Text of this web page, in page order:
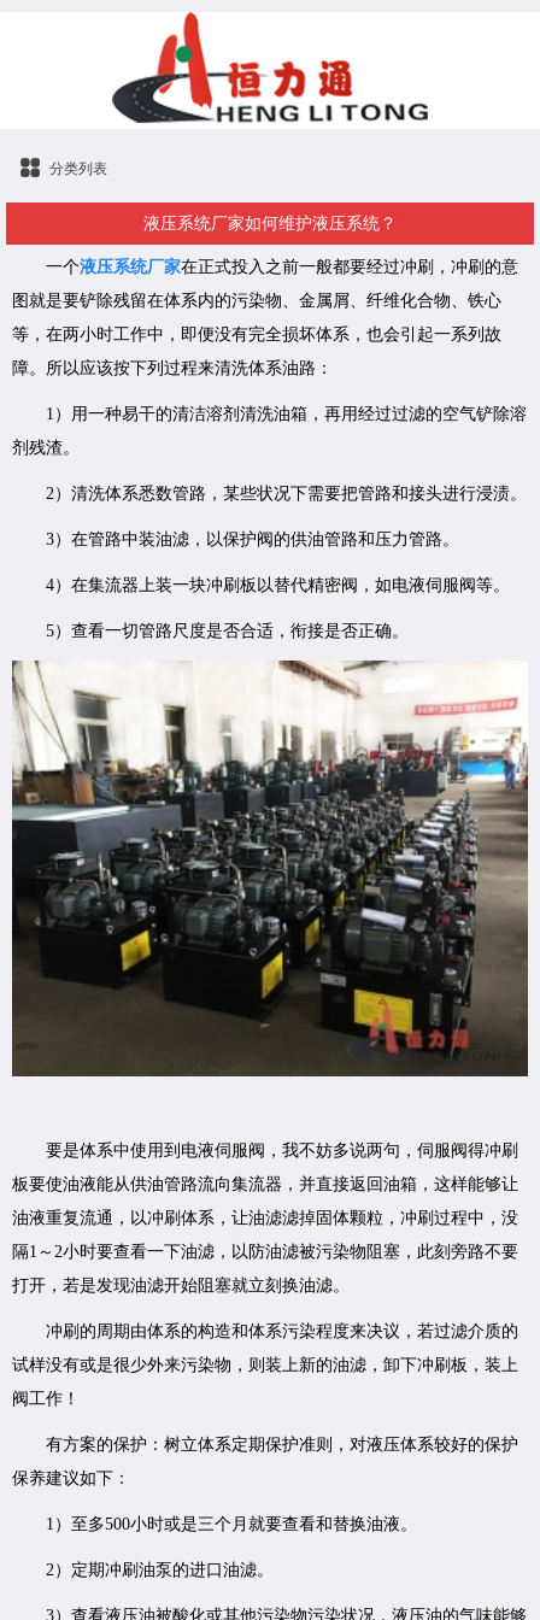
分类列表
液压系统厂家如何维护液压系统？
一个液压系统厂家在正式投入之前一般都要经过冲刷，冲刷的意
图就是要铲除残留在体系内的污染物、金属屑、纤维化合物、铁心
等，在两小时工作中，即便没有完全损坏体系，也会引起一系列故
障。所以应该按下列过程来清洗体系油路：
1）用一种易干的清洁溶剂清洗油箱，再用经过过滤的空气铲除溶
剂残渣。
2）清洗体系悉数管路，某些状况下需要把管路和接头进行浸渍。
3）在管路中装油滤，以保护阀的供油管路和压力管路。
4）在集流器上装一块冲刷板以替代精密阀，如电液伺服阀等。
5）查看一切管路尺度是否合适，衔接是否正确。
要是体系中使用到电液伺服阀，我不妨多说两句，伺服阀得冲刷
板要使油液能从供油管路流向集流器，并直接返回油箱，这样能够让
油液重复流通，以冲刷体系，让油滤滤掉固体颗粒，冲刷过程中，没
隔1～2小时要查看一下油滤，以防油滤被污染物阻塞，此刻旁路不要
打开，若是发现油滤开始阻塞就立刻换油滤。
冲刷的周期由体系的构造和体系污染程度来决议，若过滤介质的
试样没有或是很少外来污染物，则装上新的油滤，卸下冲刷板，装上
阀工作！
有方案的保护：树立体系定期保护准则，对液压体系较好的保护
保养建议如下：
1）至多500小时或是三个月就要查看和替换油液。
2）定期冲刷油泵的进口油滤。
3）查看液压油被酸化或其他污染物污染状况，液压油的气味能够